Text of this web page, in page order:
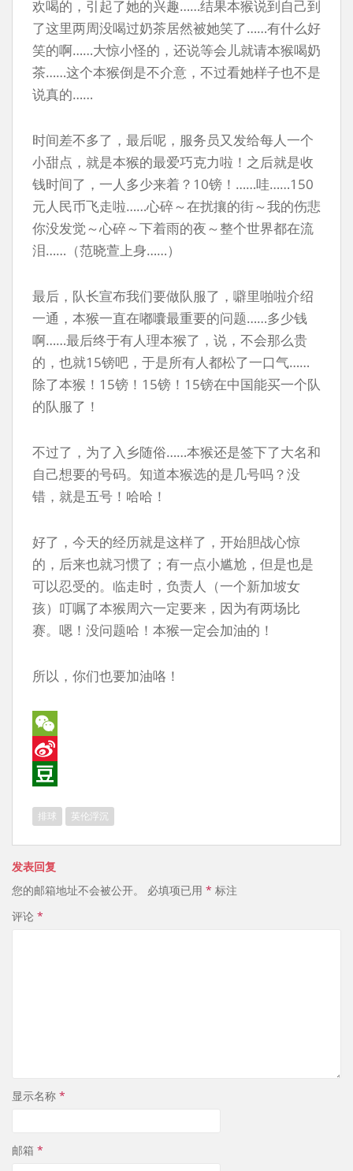
欢喝的，引起了她的兴趣……结果本猴说到自己到
了这里两周没喝过奶茶居然被她笑了……有什么好
笑的啊……大惊小怪的，还说等会儿就请本猴喝奶
茶……这个本猴倒是不介意，不过看她样子也不是
说真的……
时间差不多了，最后呢，服务员又发给每人一个
小甜点，就是本猴的最爱巧克力啦！之后就是收
钱时间了，一人多少来着？10镑！……哇……150
元人民币飞走啦……心碎～在扰攘的街～我的伤悲
你没发觉～心碎～下着雨的夜～整个世界都在流
泪……（范晓萱上身……）
最后，队长宣布我们要做队服了，噼里啪啦介绍
一通，本猴一直在嘟囔最重要的问题……多少钱
啊……最后终于有人理本猴了，说，不会那么贵
的，也就15镑吧，于是所有人都松了一口气……
除了本猴！15镑！15镑！15镑在中国能买一个队
的队服了！
不过了，为了入乡随俗……本猴还是签下了大名和
自己想要的号码。知道本猴选的是几号吗？没
错，就是五号！哈哈！
好了，今天的经历就是这样了，开始胆战心惊
的，后来也就习惯了；有一点小尴尬，但是也是
可以忍受的。临走时，负责人（一个新加坡女
孩）叮嘱了本猴周六一定要来，因为有两场比
赛。嗯！没问题哈！本猴一定会加油的！
所以，你们也要加油咯！
W
e
h
a
t
S
n
a
W
e
i
o
u
b
a
n
排球 英伦浮沉
发表回复
您的邮箱地址不会被公开。 必填项已用 * 标注
评论 *
显示名称 *
邮箱 *